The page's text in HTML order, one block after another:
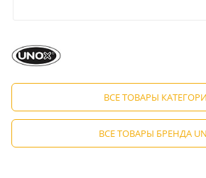
ВСЕ ТОВАРЫ
ВСЕ ТОВАРЫ БРЕНДА